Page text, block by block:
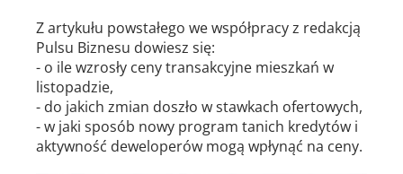
Z artykułu powstałego we współpracy z redakcją
Pulsu Biznesu dowiesz się:
- o ile wzrosły ceny transakcyjne mieszkań w
listopadzie,
- do jakich zmian doszło w stawkach ofertowych,
- w jaki sposób nowy program tanich kredytów i
aktywność deweloperów mogą wpłynąć na ceny.